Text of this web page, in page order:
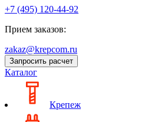
+7 (495) 120-44-92
Прием заказов:
zakaz@krepcom.ru
Запросить расчет
Каталог
Крепеж